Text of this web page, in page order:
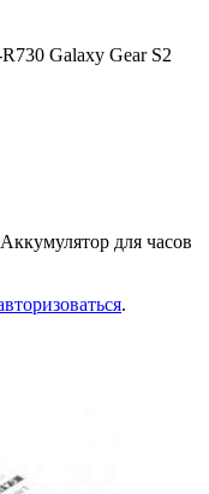
Galaxy Gear S2
для часов
.